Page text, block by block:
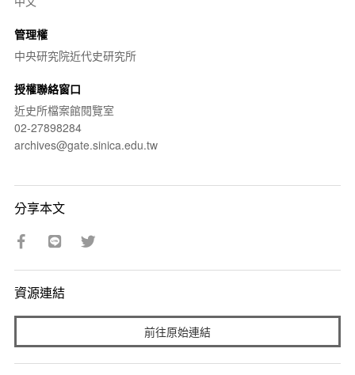
管理權
中央研究院近代史研究所
授權聯絡窗口
近史所檔案館閱覽室
02-27898284
archives@gate.sinica.edu.tw
分享本文
資源連結
前往原始連結